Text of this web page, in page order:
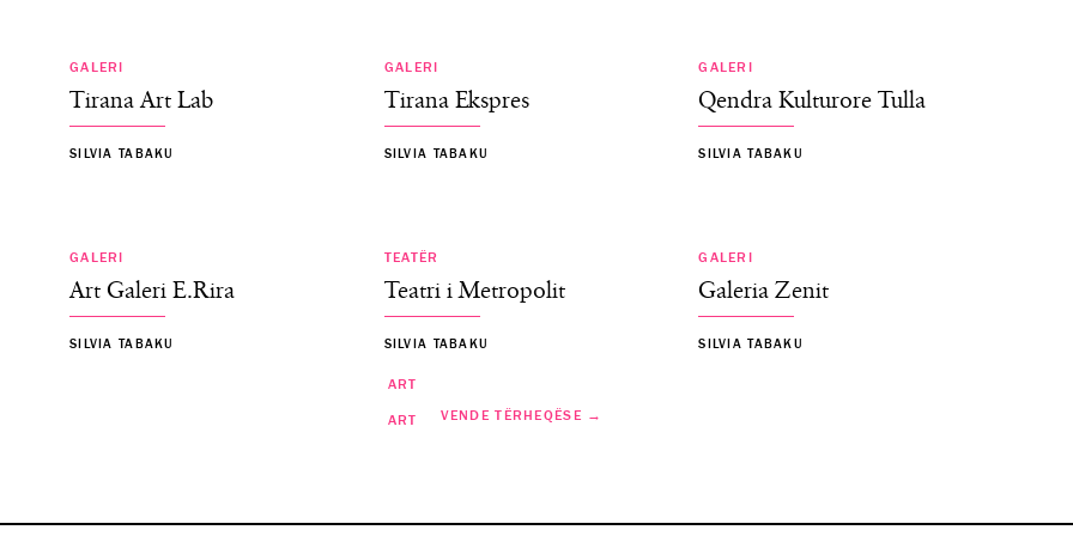
GALERI
Tirana Art Lab
SILVIA TABAKU
GALERI
Tirana Ekspres
SILVIA TABAKU
GALERI
Qendra Kulturore Tulla
SILVIA TABAKU
GALERI
Art Galeri E.Rira
SILVIA TABAKU
TEATËR
Teatri i Metropolit
SILVIA TABAKU
GALERI
Galeria Zenit
SILVIA TABAKU
VENDE TËRHEQËSE →
ART
MEGI DACI
ART
MEGI DACI